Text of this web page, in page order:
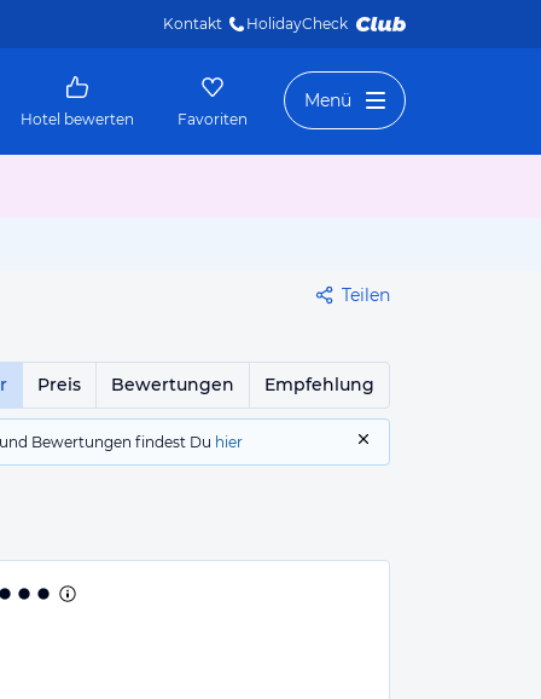
Kontakt HolidayCheck
Hotel bewerten Favoriten
Menü
Teilen
Preis Bewertungen Empfehlung
Bewertungen findest Du hier